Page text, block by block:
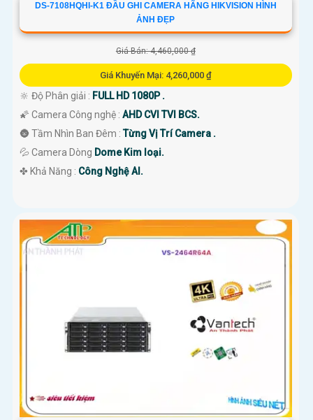
DS-7108HQHI-K1 ĐẦU GHI CAMERA HÃNG HIKVISION HÌNH
ẢNH ĐẸP
Giá Bán: 4,460,000 ₫
Giá Khuyến Mại: 4,260,000 ₫
🔆 Độ Phân giải : FULL HD 1080P .
🌠 Camera Công nghệ : AHD CVI TVI BCS.
🌚 Tầm Nhìn Ban Đêm :Từng Vị Trí Camera .
💦 Camera Dòng Dome Kim loại.
️✤ Khả Năng : Công Nghệ AI.